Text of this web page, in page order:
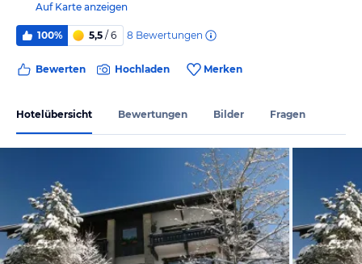
Auf Karte anzeigen
100% 5,5 / 6 8 Bewertungen
Bewerten Hochladen Merken
Hotelübersicht Bewertungen Bilder Fragen